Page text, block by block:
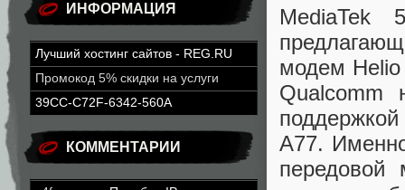
ИНФОРМАЦИЯ
Лучший хостинг сайтов - REG.RU
Промокод 5% скидки на услуги
39CC-C72F-6342-560A
КОММЕНТАРИИ
MediaTek
модем Helio
Qualcomm
A77.